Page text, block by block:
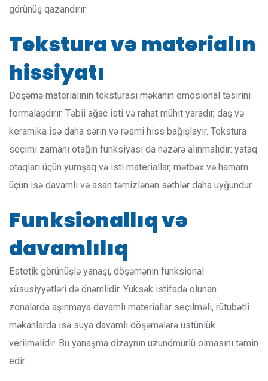
görünüş qazandırır.
Tekstura və materialın
hissiyatı
Döşəmə materialının teksturası məkanın emosional təsirini
formalaşdırır. Təbii ağac isti və rahat mühit yaradır, daş və
keramika isə daha sərin və rəsmi hiss bağışlayır. Tekstura
seçimi zamanı otağın funksiyası da nəzərə alınmalıdır: yataq
otaqları üçün yumşaq və isti materiallar, mətbəx və hamam
üçün isə davamlı və asan təmizlənən səthlər daha uyğundur.
Funksionallıq və
davamlılıq
Estetik görünüşlə yanaşı, döşəmənin funksional
xüsusiyyətləri də önəmlidir. Yüksək istifadə olunan
zonalarda aşınmaya davamlı materiallar seçilməli, rütubətli
məkanlarda isə suya davamlı döşəmələrə üstünlük
verilməlidir. Bu yanaşma dizaynın uzunömürlü olmasını təmin
edir.